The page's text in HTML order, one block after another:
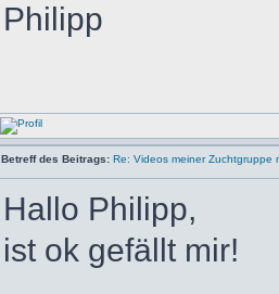
Philipp
Betreff des Beitrags: Re: Videos meiner Zuchtgruppe
Hallo Philipp,
ist ok gefällt mir!